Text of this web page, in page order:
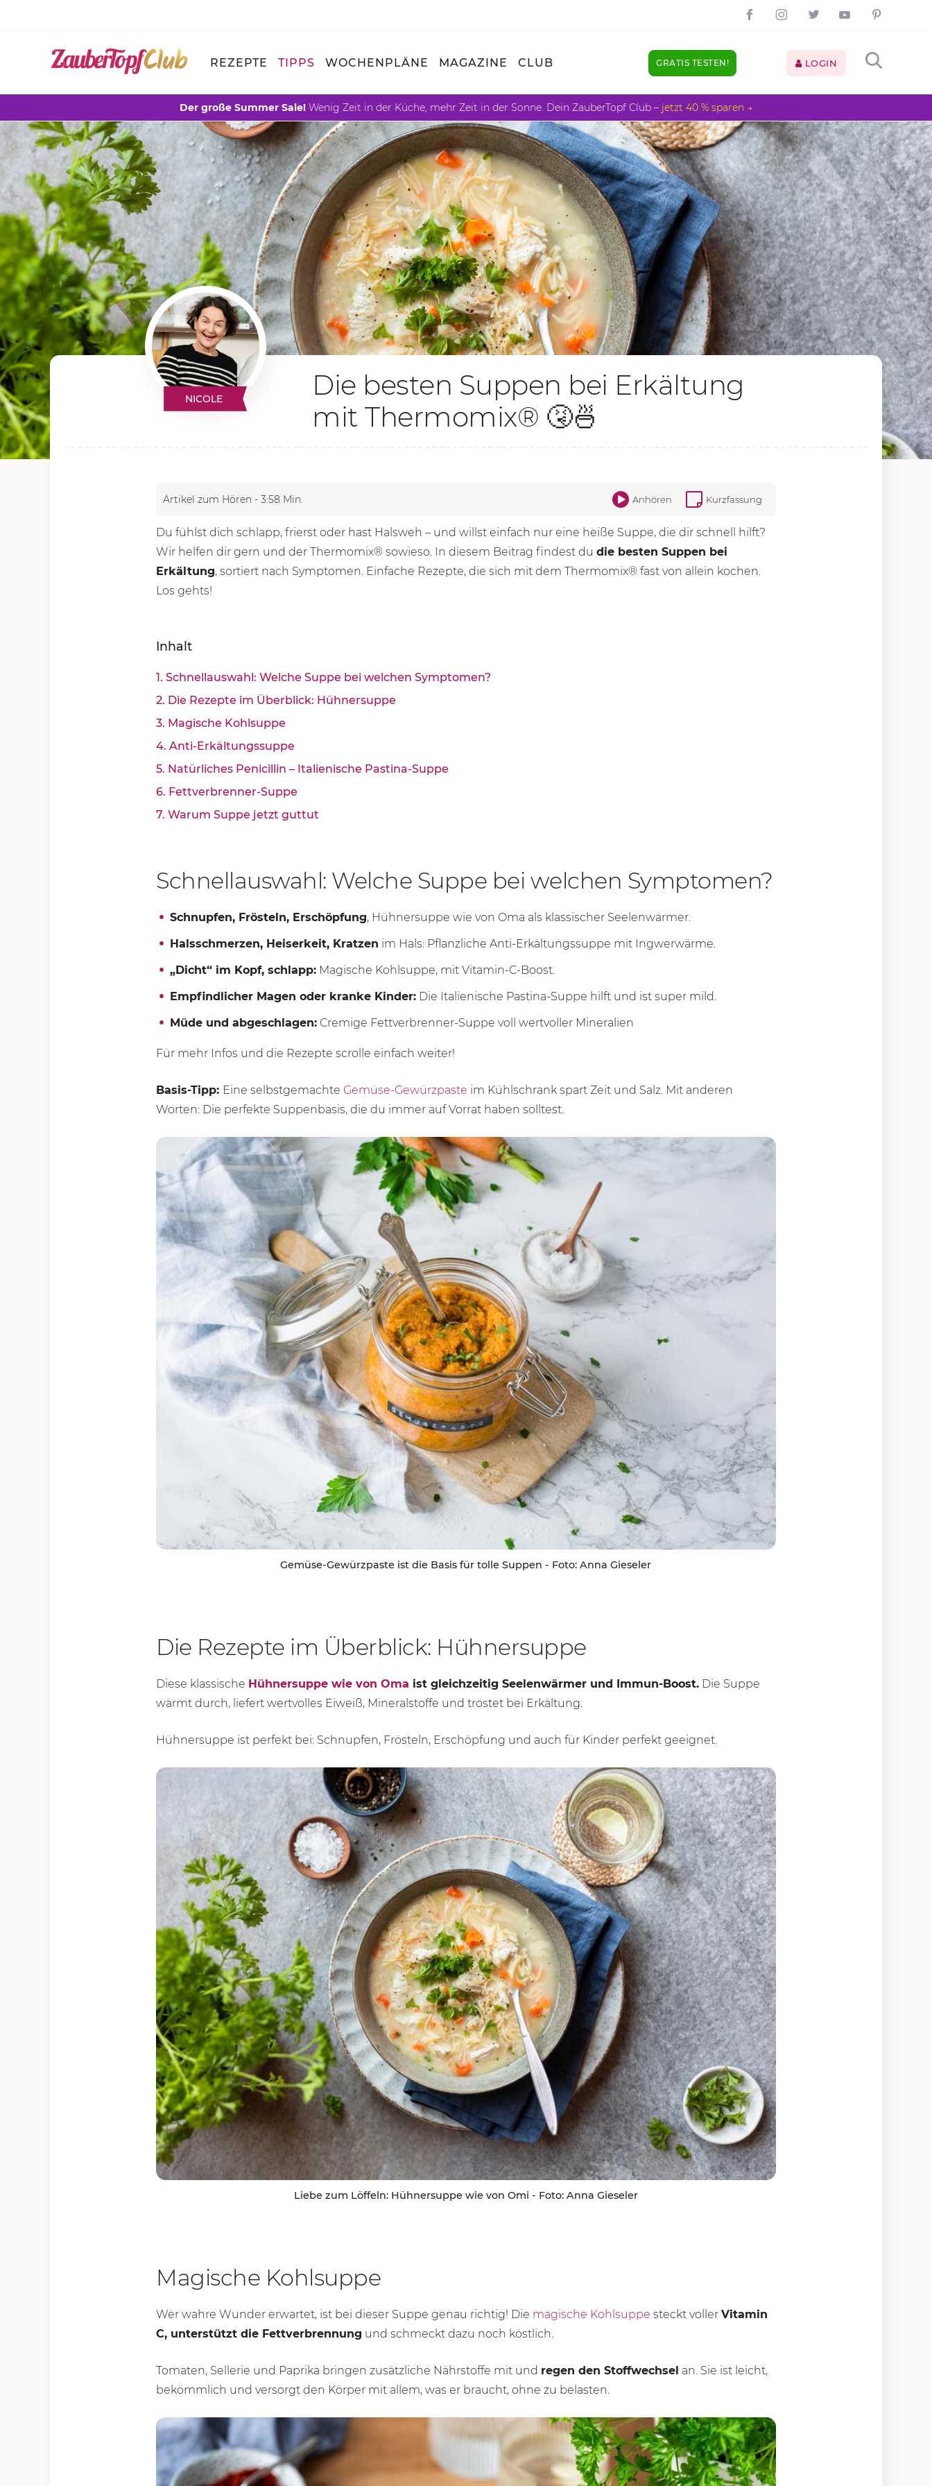
REZEPTE TIPPS WOCHENPLÄNE MAGAZINE CLUB GRATIS TESTEN! LOGIN
Der große Summer Sale! Wenig Zeit in der Küche, mehr Zeit in der Sonne. Dein ZauberTopf Club – jetzt 40 % sparen →
NICOLE
Die besten Suppen bei Erkältung
mit Thermomix® 🤧🍜
Artikel zum Hören - 3:58 Min. Anhören Kurzfassung
Du fühlst dich schlapp, frierst oder hast Halsweh – und willst einfach nur eine heiße Suppe, die dir schnell hilft?
Wir helfen dir gern und der Thermomix® sowieso. In diesem Beitrag findest dudie besten Suppen bei
Erkältung, sortiert nach Symptomen. Einfache Rezepte, die sich mit dem Thermomix® fast von allein kochen.
Los gehts!
Inhalt
1. Schnellauswahl: Welche Suppe bei welchen Symptomen?
2. Die Rezepte im Überblick: Hühnersuppe
3. Magische Kohlsuppe
4. Anti-Erkältungssuppe
5. Natürliches Penicillin – Italienische Pastina-Suppe
6. Fettverbrenner-Suppe
7. Warum Suppe jetzt guttut
Schnellauswahl: Welche Suppe bei welchen Symptomen?
Schnupfen, Frösteln, Erschöpfung, Hühnersuppe wie von Oma als klassischer Seelenwärmer.
Halsschmerzen, Heiserkeit, Kratzen im Hals: Pflanzliche Anti-Erkältungssuppe mit Ingwerwärme.
„Dicht“ im Kopf, schlapp: Magische Kohlsuppe, mit Vitamin-C-Boost.
Empfindlicher Magen oder kranke Kinder: Die Italienische Pastina-Suppe hilft und ist super mild.
Müde und abgeschlagen: Cremige Fettverbrenner-Suppe voll wertvoller Mineralien
Für mehr Infos und die Rezepte scrolle einfach weiter!
Basis-Tipp: Eine selbstgemachte Gemüse-Gewürzpaste im Kühlschrank spart Zeit und Salz. Mit anderen
Worten: Die perfekte Suppenbasis, die du immer auf Vorrat haben solltest.
Gemüse-Gewürzpaste ist die Basis für tolle Suppen - Foto: Anna Gieseler
Die Rezepte im Überblick: Hühnersuppe
Diese klassische Hühnersuppe wie von Oma ist gleichzeitig Seelenwärmer und Immun-Boost. Die Suppe
wärmt durch, liefert wertvolles Eiweiß, Mineralstoffe und tröstet bei Erkältung.
Hühnersuppe ist perfekt bei: Schnupfen, Frösteln, Erschöpfung und auch für Kinder perfekt geeignet.
Liebe zum Löffeln: Hühnersuppe wie von Omi - Foto: Anna Gieseler
Magische Kohlsuppe
Wer wahre Wunder erwartet, ist bei dieser Suppe genau richtig! Die magische Kohlsuppesteckt vollerVitamin
C, unterstützt die Fettverbrennung und schmeckt dazu noch köstlich.
Tomaten, Sellerie und Paprika bringen zusätzliche Nährstoffe mit und regen den Stoffwechsel an. Sie ist leicht,
bekömmlich und versorgt den Körper mit allem, was er braucht, ohne zu belasten.